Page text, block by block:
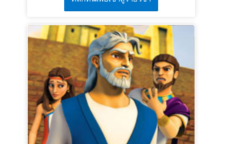
LECȚIA 3 MĂREȚIA ÎMPĂRĂȚIEI
Adevăr biblic:Datorită lui Isus, pot fi mare în
Împărăția lui Dumnezeu.
Verset: „Adevărat vă spun că, dintre cei născuţi
din femei, nu s-a sculat niciunul mai mare decât
Ioan Botezătorul. Totuşi, cel mai mic în Împărăţia
cerurilor este mai mare decât el.”Matei 11:11
(VDC)
viața mergând la împărat - sau rămâne în tăcere în
timp ce poporul ei este distrus. Copiii învață că
Dumnezeu te va ajuta întotdeauna să stai ferm
pentru ceea ce este drept!
LECȚIA 1: CURAJUL VINE DE LA
DUMNEZEU
Adevăr biblic:
Dumnezeu îmi dă curaj să fac ceea
ce trebuie.
Verset:
„Pot totul în Hristos care mă întăreşte.”
Filipeni 4:13 (VDC)